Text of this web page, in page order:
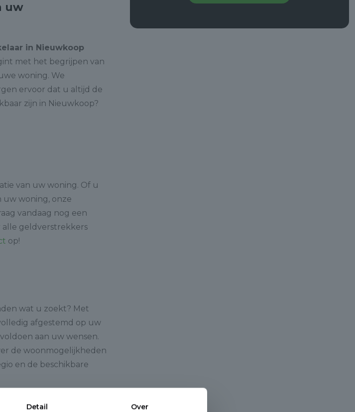
uw
in Nieuwkoop
met het begrijpen van
woning. We
ervoor dat u altijd de
zijn in Nieuwkoop?
van uw woning. Of u
uw woning, onze
vandaag nog een
geldverstrekkers
op!
wat u zoekt? Met
afgestemd op uw
aan uw wensen.
de woonmogelijkheden
en de beschikbare
Detail Over